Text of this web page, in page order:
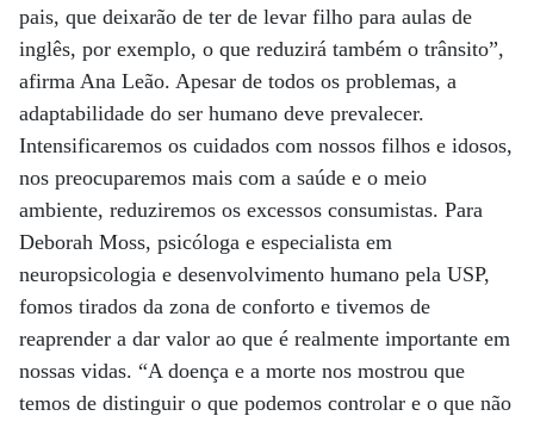
pais, que deixarão de ter de levar filho para aulas de
inglês, por exemplo, o que reduzirá também o trânsito”,
afirma Ana Leão. Apesar de todos os problemas, a
adaptabilidade do ser humano deve prevalecer.
Intensificaremos os cuidados com nossos filhos e idosos,
nos preocuparemos mais com a saúde e o meio
ambiente, reduziremos os excessos consumistas. Para
Deborah Moss, psicóloga e especialista em
neuropsicologia e desenvolvimento humano pela USP,
fomos tirados da zona de conforto e tivemos de
reaprender a dar valor ao que é realmente importante em
nossas vidas. “A doença e a morte nos mostrou que
temos de distinguir o que podemos controlar e o que não